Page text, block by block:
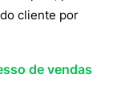
cliente por
de vendas